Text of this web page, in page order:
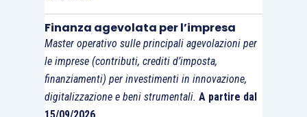
perdesse efficacia già con la sottoscrizione
dell’atto di adesione – come sostenuto dai giudici
di merito – non ci sarebbe logica alcuna nel
consentire di ricevere la copia dell’atto di
accertamento con adesione solo a versamento
Finanza agevolata per l’impresa
Master operativo sulle principali agevolazioni per
le imprese (contributi, crediti d’imposta,
finanziamenti) per investimenti in innovazione,
digitalizzazione e beni strumentali. A partire dal